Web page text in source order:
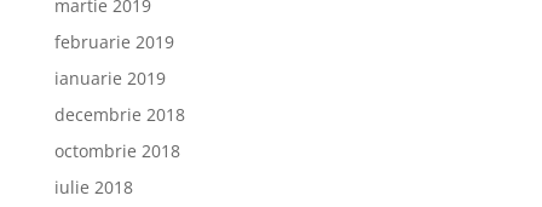
martie 2019
februarie 2019
ianuarie 2019
decembrie 2018
octombrie 2018
iulie 2018